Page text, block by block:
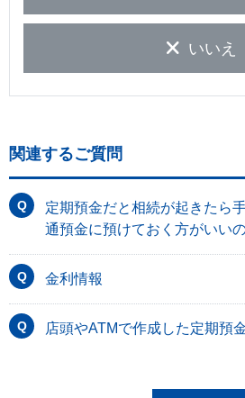
いいえ
関連するご質問
定期預金だと相続が起きたら
通預金に預けておく方がいい
金利情報
店頭やATMで作成した定期預